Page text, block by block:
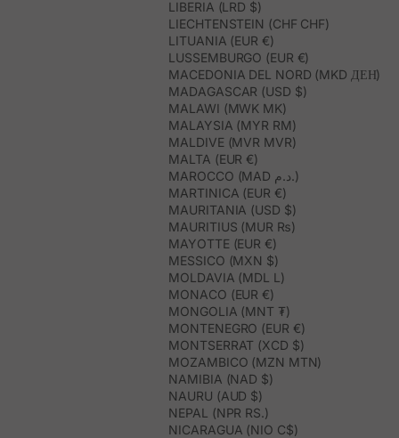
LIBERIA (LRD $)
LIECHTENSTEIN (CHF CHF)
LITUANIA (EUR €)
LUSSEMBURGO (EUR €)
MACEDONIA DEL NORD (MKD ДЕН)
MADAGASCAR (USD $)
MALAWI (MWK MK)
MALAYSIA (MYR RM)
MALDIVE (MVR MVR)
MALTA (EUR €)
MAROCCO (MAD د.م.)
MARTINICA (EUR €)
MAURITANIA (USD $)
MAURITIUS (MUR ₨)
MAYOTTE (EUR €)
MESSICO (MXN $)
MOLDAVIA (MDL L)
MONACO (EUR €)
MONGOLIA (MNT ₮)
MONTENEGRO (EUR €)
MONTSERRAT (XCD $)
MOZAMBICO (MZN MTN)
NAMIBIA (NAD $)
NAURU (AUD $)
NEPAL (NPR RS.)
NICARAGUA (NIO C$)